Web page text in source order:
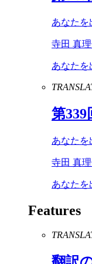
あなたを
寺田 真
あなたを
第339
あなたを
寺田 真
あなたを
Features